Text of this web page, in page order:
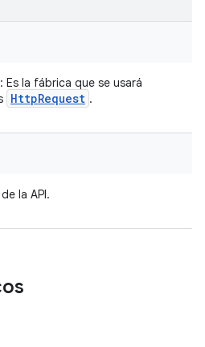
: Es la fábrica que se usará
HttpRequest .
la API.